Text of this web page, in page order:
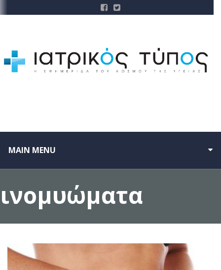
MAIN MENU
ινομυώματα